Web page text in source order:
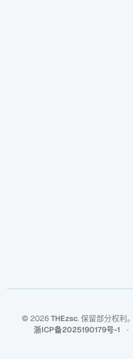
© 2026 THEzsc. 保留部分权利。
浙ICP备2025190179号-1